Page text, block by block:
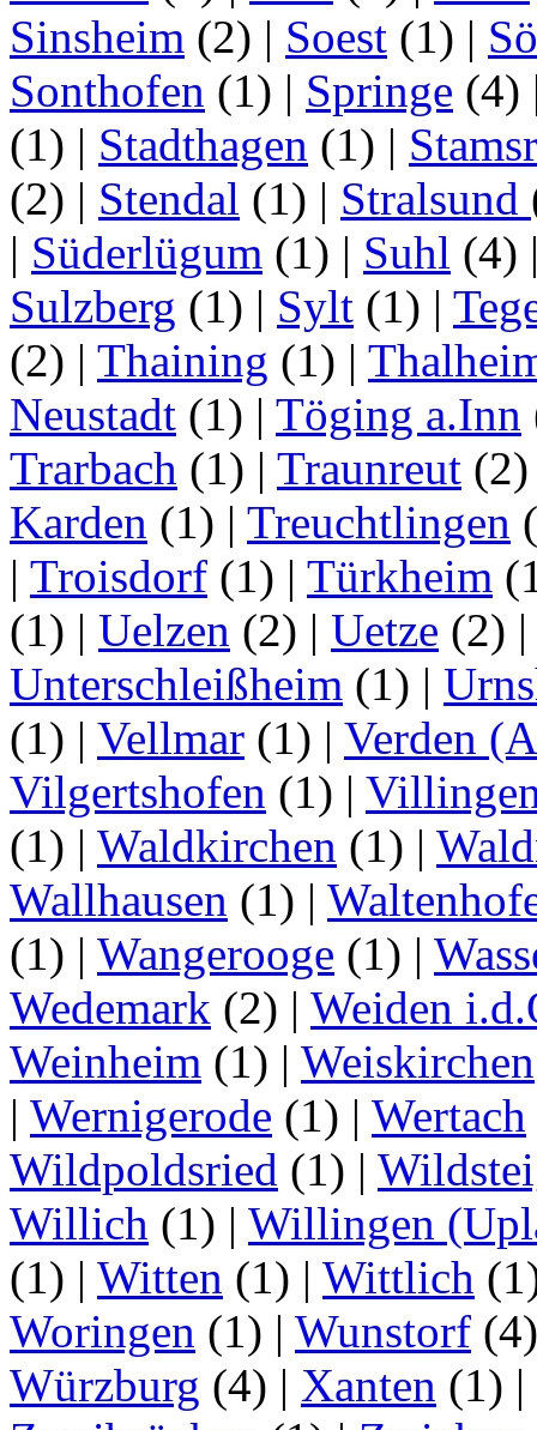
Sinsheim (2) | Soest (1) |
Sonthofen (1) | Springe (4)
(1) | Stadthagen (1) |
(2) | Stendal (1) | Stralsund
| Süderlügum (1) | Suhl (4)
Sulzberg (1) | Sylt (1) |
(2) | Thaining (1) |
Neustadt (1) | Töging a.Inn
Trarbach (1) | Traunreut
Karden (1) | Treuchtlingen
| Troisdorf (1) | Türkheim
(1) | Uelzen (2) | Uetze (2)
Unterschleißheim (1) |
(1) | Vellmar (1) | Verden
Vilgertshofen (1) |
(1) | Waldkirchen (1) |
Wallhausen (1) |
(1) | Wangerooge (1) |
Wedemark (2) | Weiden
Weinheim (1) | Weiskirchen
| Wernigerode (1) | Wertach
Wildpoldsried (1) |
Willich (1) | Willingen
(1) | Witten (1) | Wittlich
Woringen (1) | Wunstorf
Würzburg (4) | Xanten (1) |